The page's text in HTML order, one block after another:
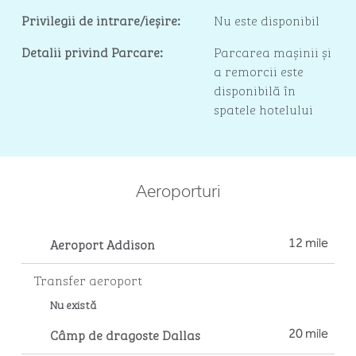
Privilegii de intrare/ieșire:
Nu este disponibil
Detalii privind Parcare:
Parcarea mașinii și
a remorcii este
disponibilă în
spatele hotelului
Aeroporturi
Aeroport Addison 12 mile
Transfer aeroport
Nu există
Câmp de dragoste Dallas 20 mile